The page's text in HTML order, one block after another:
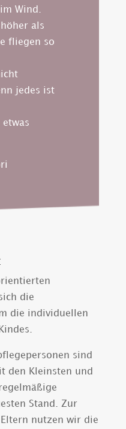
Wind.
als
fliegen so
jedes ist
die
die individuellen
sind
den Kleinsten und
Stand. Zur
nutzen wir die